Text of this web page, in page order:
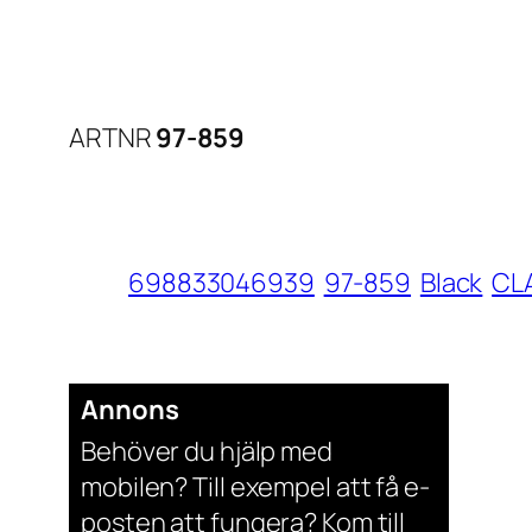
ARTNR97-859
698833046939 97-859 Black
Annons
Behöver du hjälp med
mobilen? Till exempel att få e-
posten att fungera? Kom till